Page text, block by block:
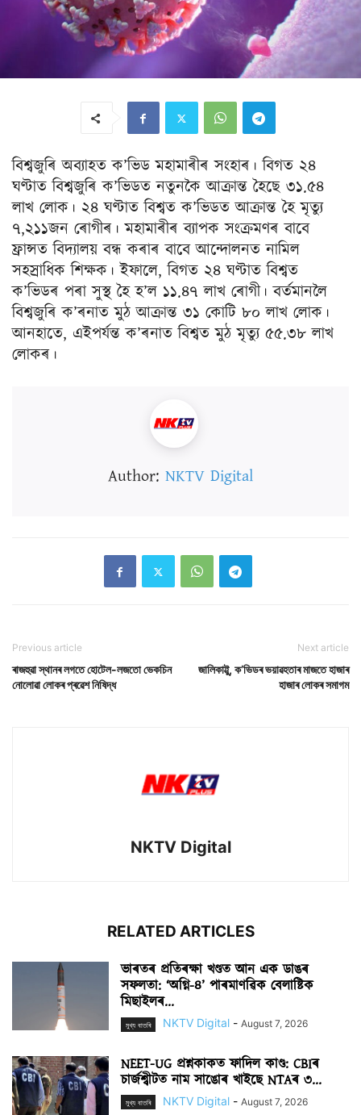
বিশ্বজুৰি অব্যাহত ক’ভিড মহামাৰীৰ সংহাৰ। বিগত ২৪
ঘণ্টাত বিশ্বজুৰি ক’ভিডত নতুনকৈ আক্ৰান্ত হৈছে ৩১.৫৪
লাখ লোক। ২৪ ঘণ্টাত বিশ্বত ক’ভিডত আক্ৰান্ত হৈ মৃত্যু
৭,২১১জন ৰোগীৰ। মহামাৰীৰ ব্যাপক সংক্ৰমণৰ বাবে
ফ্ৰান্সত বিদ্যালয় বন্ধ কৰাৰ বাবে আন্দোলনত নামিল
সহস্ৰাধিক শিক্ষক। ইফালে, বিগত ২৪ ঘণ্টাত বিশ্বত
ক’ভিডৰ পৰা সুস্থ হৈ হ’ল ১১.৪৭ লাখ ৰোগী। বৰ্তমানলৈ
বিশ্বজুৰি ক’ৰনাত মুঠ আক্ৰান্ত ৩১ কোটি ৮০ লাখ লোক।
আনহাতে, এইপৰ্যন্ত ক’ৰনাত বিশ্বত মুঠ মৃত্যু ৫৫.৩৮ লাখ
লোকৰ।
Author: NKTV Digital
Previous article
ৰাজহুৱা স্থানৰ লগতে হোটেল-লজতো ভেকচিন
নোলোৱা লোকৰ প্ৰৱেশ নিষিদ্ধ
Next article
জালিকাট্টু, ক’ভিডৰ ভয়াৱহতাৰ মাজতে হাজাৰ
হাজাৰ লোকৰ সমাগম
NKTV Digital
RELATED ARTICLES
ভাৰতৰ প্ৰতিৰক্ষা খণ্ডত আন এক ডাঙৰ
সফলতা: ‘অগ্নি-৪’ পাৰমাণৱিক বেলাষ্টিক
মিছাইলৰ...
মুখ্য বাতৰি NKTV Digital - August 7, 2026
NEET-UG প্ৰশ্নকাকত ফাদিল কাণ্ড: CBIৰ
চাৰ্জশ্বীটত নাম সাঙোৰ খাইছে NTAৰ ৩...
মুখ্য বাতৰি NKTV Digital - August 7, 2026